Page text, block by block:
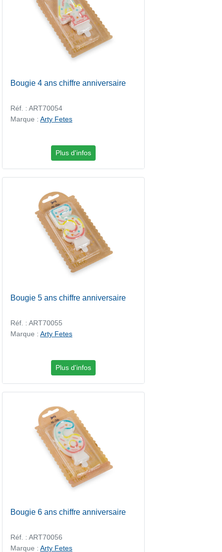
Bougie 4 ans chiffre anniversaire
Réf. : ART70054
Marque : Arty Fetes
Plus d'infos
Bougie 5 ans chiffre anniversaire
Réf. : ART70055
Marque : Arty Fetes
Plus d'infos
Bougie 6 ans chiffre anniversaire
Réf. : ART70056
Marque : Arty Fetes